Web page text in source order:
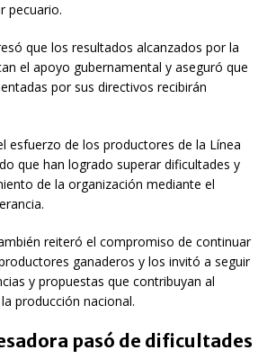
pecuario.
que los resultados alcanzados por la
el apoyo gubernamental y aseguró que
por sus directivos recibirán
esfuerzo de los productores de la Línea
que han logrado superar dificultades y
de la organización mediante el
reiteró el compromiso de continuar
ganaderos y los invitó a seguir
y propuestas que contribuyan al
producción nacional.
pasó de dificultades